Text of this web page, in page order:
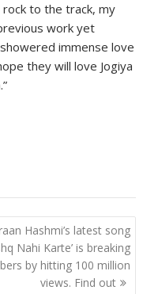
rock to the track, my
work yet
immense love
they will love Jogiya
Hashmi’s latest song
Nahi Karte’ is breaking
by hitting 100 million
views. Find out